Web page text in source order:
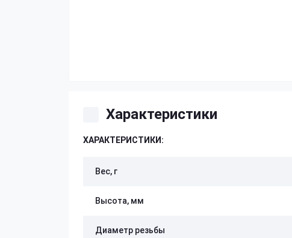
Характеристики
ХАРАКТЕРИСТИКИ:
Вес, г
Высота, мм
Диаметр резьбы